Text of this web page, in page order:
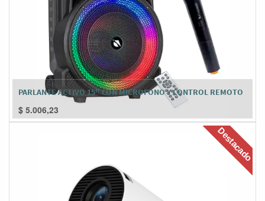
PARLANTE ACTIVO 15" CON MICROFONO Y CONTROL REMOTO
$ 5.006,23
Destacado